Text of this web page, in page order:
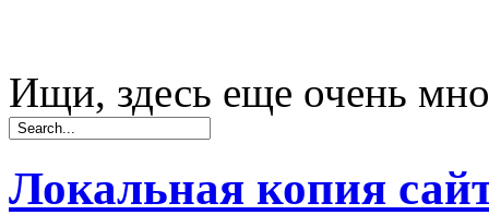
Ищи, здесь еще очень
Локальная копия